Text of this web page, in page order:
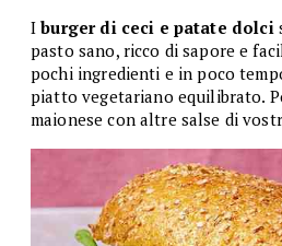
Iburger di ceci e patate dolci
pasto sano, ricco di sapore e
pochi ingredienti e in poco
piatto vegetariano equilibrato.
maionese con altre salse di